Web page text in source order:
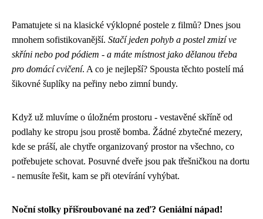
Pamatujete si na klasické výklopné postele z filmů? Dnes jsou
mnohem sofistikovanější. Stačí jeden pohyb a postel zmizí ve
skříni nebo pod pódiem - a máte místnost jako dělanou třeba
pro domácí cvičení. A co je nejlepší? Spousta těchto postelí má
šikovné šuplíky na peřiny nebo zimní bundy.
Když už mluvíme o úložném prostoru - vestavěné skříně od
podlahy ke stropu jsou prostě bomba. Žádné zbytečné mezery,
kde se práší, ale chytře organizovaný prostor na všechno, co
potřebujete schovat. Posuvné dveře jsou pak třešničkou na dortu
- nemusíte řešit, kam se při otevírání vyhýbat.
Noční stolky přišroubované na zeď? Geniální nápad!